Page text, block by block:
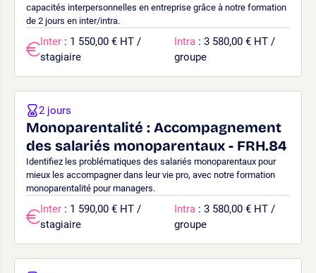
capacités interpersonnelles en entreprise grâce à notre formation
de 2 jours en inter/intra.
Inter : 1 550,00 € HT /
stagiaire
Intra : 3 580,00 € HT /
groupe
Monoparentalité : Accompagnement
des salariés monoparentaux - FRH.84
Identifiez les problématiques des salariés monoparentaux pour
mieux les accompagner dans leur vie pro, avec notre formation
monoparentalité pour managers.
2 jours
Inter : 1 590,00 € HT /
stagiaire
Intra : 3 580,00 € HT /
groupe